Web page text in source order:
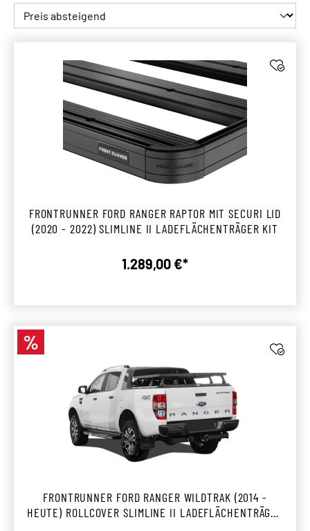
FRONTRUNNER FORD RANGER RAPTOR MIT SECURI LID
(2020 - 2022) SLIMLINE II LADEFLÄCHENTRÄGER KIT
Regulärer Preis:
1.289,00 €*
Rabatt
%
FRONTRUNNER FORD RANGER WILDTRAK (2014 -
HEUTE) ROLLCOVER SLIMLINE II LADEFLÄCHENTRÄGER